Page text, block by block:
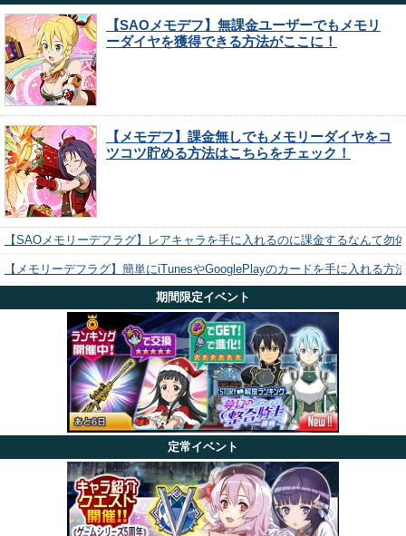
【SAOメモデフ】無課金ユーザーでもメモリ
ーダイヤを獲得できる方法がここに！
【メモデフ】課金無しでもメモリーダイヤをコ
ツコツ貯める方法はこちらをチェック！
【SAOメモリーデフラグ】レアキャラを手に入れるのに課金するなんて勿
【メモリーデフラグ】簡単にiTunesやGooglePlayのカードを手に入れる方
期間限定イベント
定常イベント